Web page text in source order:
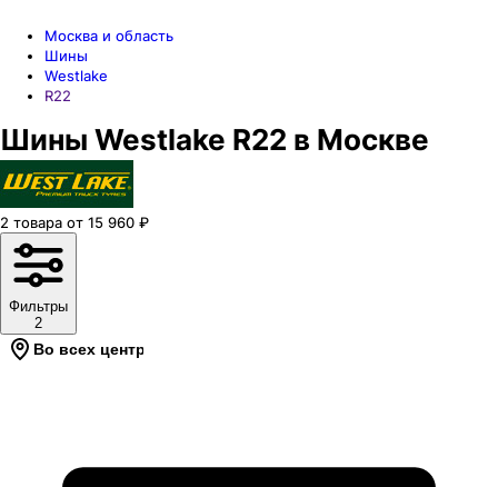
Москва и область
Шины
Westlake
R22
Шины Westlake R22 в Москве
2 товара от 15 960 ₽
Фильтры
2
Во всех центрах